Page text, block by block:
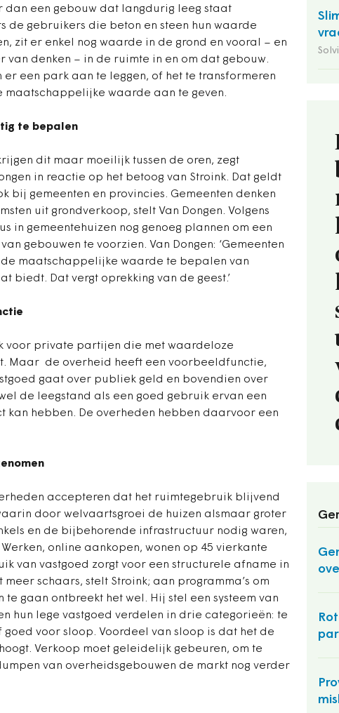
dan een gebouw dat langdurig leeg staat
de gebruikers die beton en steen hun waarde
zit er enkel nog waarde in de grond en vooral – en
van denken – in de ruimte in en om dat gebouw.
er een park aan te leggen, of het te transformeren
maatschappelijke waarde aan te geven.
te bepalen
dit maar moeilijk tussen de oren, zegt
in reactie op het betoog van Stroink. Dat geldt
bij gemeenten en provincies. Gemeenten denken
uit grondverkoop, stelt Van Dongen. Volgens
in gemeentehuizen nog genoeg plannen om een
gebouwen te voorzien. Van Dongen: ‘Gemeenten
maatschappelijke waarde te bepalen van
biedt. Dat vergt oprekking van de geest.’
voor private partijen die met waardeloze
Maar de overheid heeft een voorbeeldfunctie,
gaat over publiek geld en bovendien over
de leegstand als een goed gebruik ervan een
kan hebben. De overheden hebben daarvoor een
accepteren dat het ruimtegebruik blijvend
door welvaartsgroei de huizen alsmaar groter
en de bijbehorende infrastructuur nodig waren,
online aankopen, wonen op 45 vierkante
van vastgoed zorgt voor een structurele afname in
schaars, stelt Stroink; aan programma’s om
te gaan ontbreekt het wel. Hij stel een systeem van
hun lege vastgoed verdelen in drie categorieën: te
voor sloop. Voordeel van sloop is dat het de
Verkoop moet geleidelijk gebeuren, om te
van overheidsgebouwen de markt nog verder